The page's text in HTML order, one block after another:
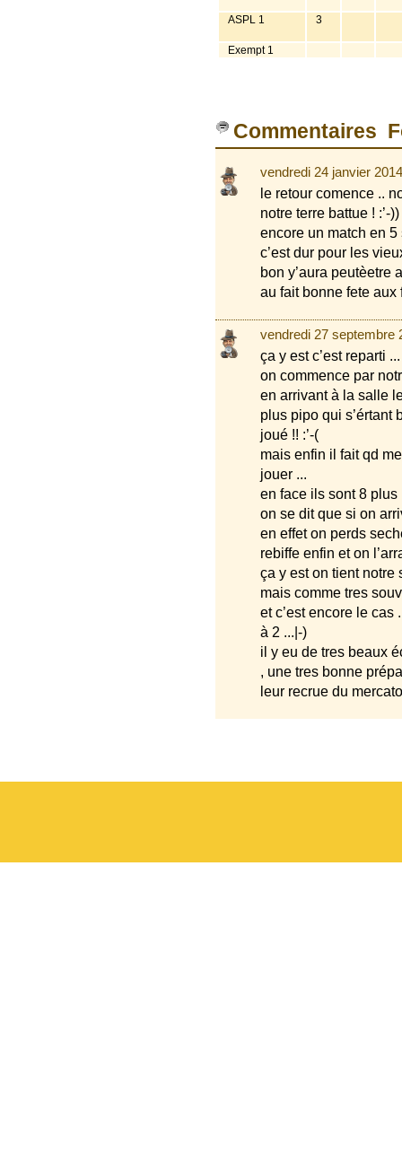
ASPL 1 3
Exempt 1
Commentaires
vendredi 24 janvier
le retour comence ..
notre terre battue ! :’-))
encore un match en 5
c’est dur pour les
bon y’aura peutèetre
au fait bonne fete aux
vendredi 27
ça y est c’est reparti ...
on commence par
en arrivant à la salle
plus pipo qui s’értant
joué !! :’-(
mais enfin il fait qd
jouer ...
en face ils sont 8
on se dit que si on
en effet on perds
rebiffe enfin et on
ça y est on tient notre
mais comme tres
et c’est encore le
à 2 ...|-)
il y eu de tres beaux
, une tres bonne
leur recrue du